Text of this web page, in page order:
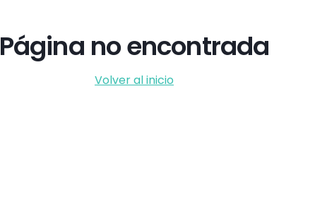
Página no encontrada
Volver al inicio